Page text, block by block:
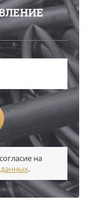
на
.